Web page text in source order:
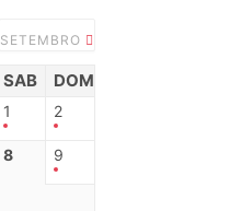
SETEMBRO
SAB DOM
1 2
8 9